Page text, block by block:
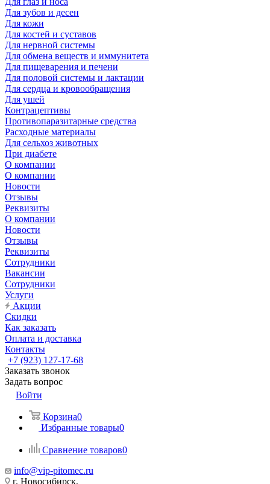
Для зубов и десен
Для кожи
Для костей и суставов
Для нервной системы
Для обмена веществ и иммунитета
Для пищеварения и печени
Для половой системы и лактации
Для сердца и кровообращения
Для ушей
Контрацептивы
Противопаразитарные средства
Расходные материалы
Для сельхоз животных
При диабете
О компании
О компании
Новости
Отзывы
Реквизиты
О компании
Новости
Отзывы
Реквизиты
Сотрудники
Вакансии
Сотрудники
Услуги
Акции
Скидки
Как заказать
Оплата и доставка
Контакты
+7 (923) 127-17-68
Заказать звонок
Задать вопрос
Войти
Корзина0
Избранные товары0
Сравнение товаров0
info@vip-pitomec.ru
г. Новосибирск,